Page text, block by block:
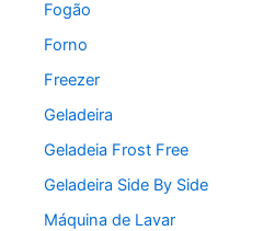
Fogão
Forno
Freezer
Geladeira
Geladeia Frost Free
Geladeira Side By Side
Máquina de Lavar